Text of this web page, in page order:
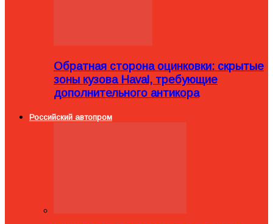
Обратная сторона оцинковки: скрытые
зоны кузова Haval, требующие
дополнительного антикора
Российский автопром